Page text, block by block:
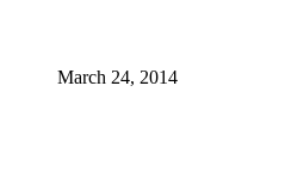
March 24, 2014